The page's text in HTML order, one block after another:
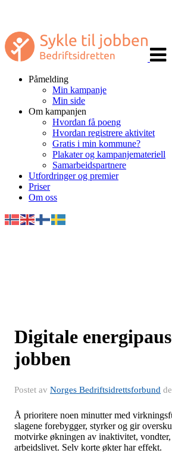
Påmelding
Min kampanje
Min side
Om kampanjen
Hvordan få poeng
Hvordan registrere aktivitet
Gratis i min kommune?
Plakater og kampanjemateriell
Samarbeidspartnere
Utfordringer og premier
Priser
Om oss
Digitale
jobben
Postet av Norges Bedriftsidrettsforbund
Å prioritere noen minutter med
slagene forebygger, styrker og gir
motvirke økningen av inaktivitet,
arbeidslivet. Selv korte økter har effekt.